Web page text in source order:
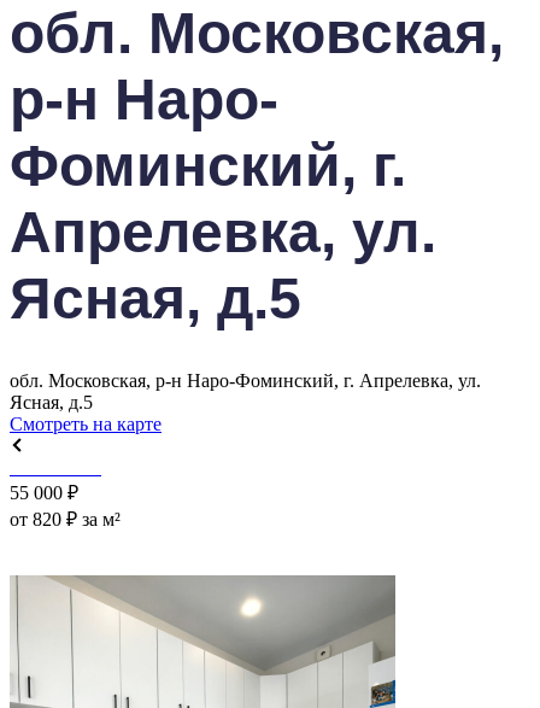
обл. Московская,
р-н Наро-
Фоминский, г.
Апрелевка, ул.
Ясная, д.5
обл. Московская, р-н Наро-Фоминский, г. Апрелевка, ул.
Ясная, д.5
Смотреть на карте
55 000 ₽
от 820 ₽ за м²